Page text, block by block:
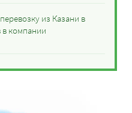
из Казани в
в компании